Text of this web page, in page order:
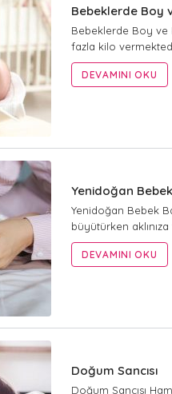
Bebeklerde Boy
Bebeklerde Boy ve
fazla kilo
DEVAMINI OKU
Yenidoğan Bebek
Yenidoğan Bebek
büyütürken
DEVAMINI OKU
Doğum Sancısı
Doğum Sancısı